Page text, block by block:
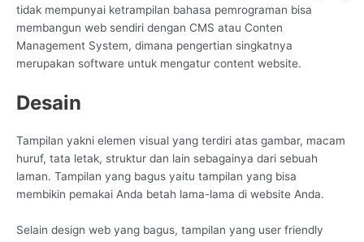
tidak mempunyai ketrampilan bahasa pemrograman bisa
membangun web sendiri dengan CMS atau Conten
Management System, dimana pengertian singkatnya
merupakan software untuk mengatur content website.
Desain
Tampilan yakni elemen visual yang terdiri atas gambar, macam
huruf, tata letak, struktur dan lain sebagainya dari sebuah
laman. Tampilan yang bagus yaitu tampilan yang bisa
membikin pemakai Anda betah lama-lama di website Anda.
Selain design web yang bagus, tampilan yang user friendly